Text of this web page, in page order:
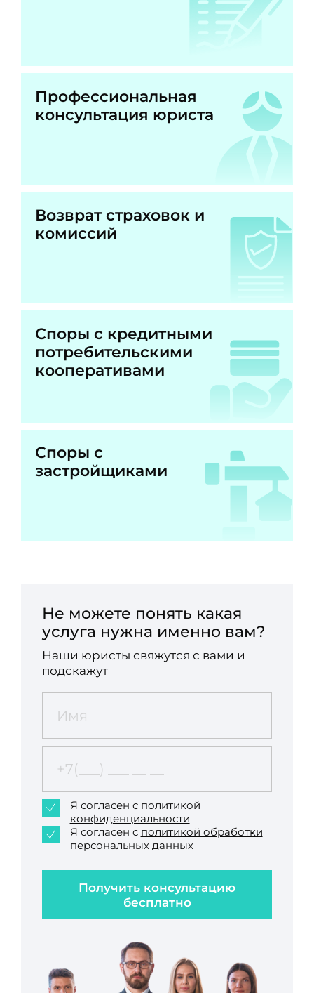
Профессиональная
консультация юриста
Возврат страховок и
комиссий
Споры с кредитными
потребительскими
кооперативами
Споры с
застройщиками
Не можете понять какая
услуга нужна именно вам?
Наши юристы свяжутся с вами и
подскажут
Получить консультацию
бесплатно
Я согласен с политикой
конфиденциальности
Я согласен с политикой обработки
персональных данных